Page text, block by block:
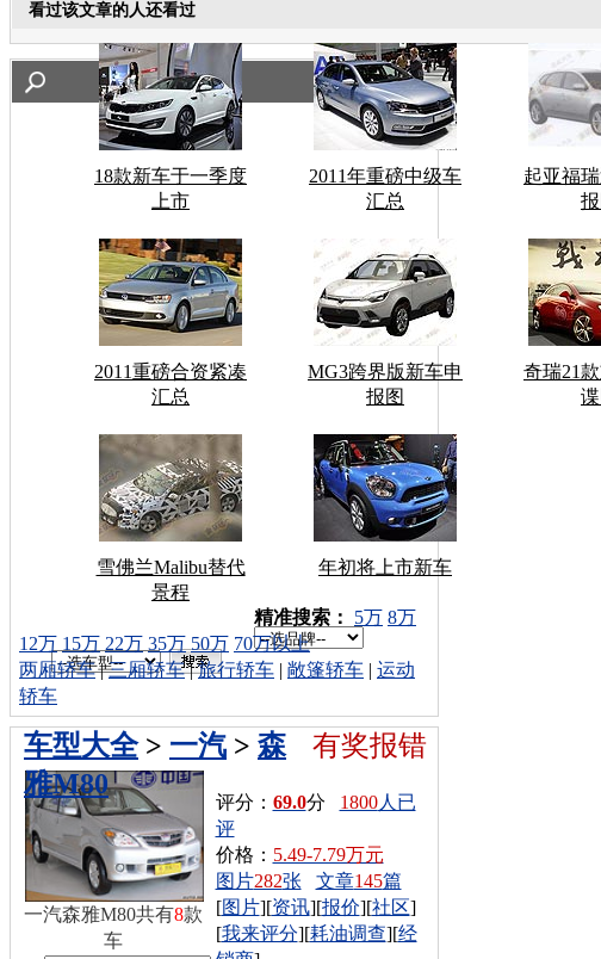
看过该文章的人还看过
18款新车于一季度
上市
2011年重磅中级车
汇总
起亚福
2011重磅合资紧凑
汇总
MG3跨界版新车申
报图
奇瑞21
雪佛兰Malibu替代
景程
年初将上市新车
车型搜索：
精准搜索： 5万 8万
12万 15万 22万 35万 50万 70万以上
两厢轿车|三厢轿车|旅行轿车 | 敞篷轿车 | 运动
轿车
有奖报错
车型大全> 一汽 > 森
雅M80
评分： 69.0分 1800人已
评
价格： 5.49-7.79万元
图片282张 文章145篇
[图片][资讯][报价][社区]
[我来评分][耗油调查][经
一汽森雅M80共有8款
车